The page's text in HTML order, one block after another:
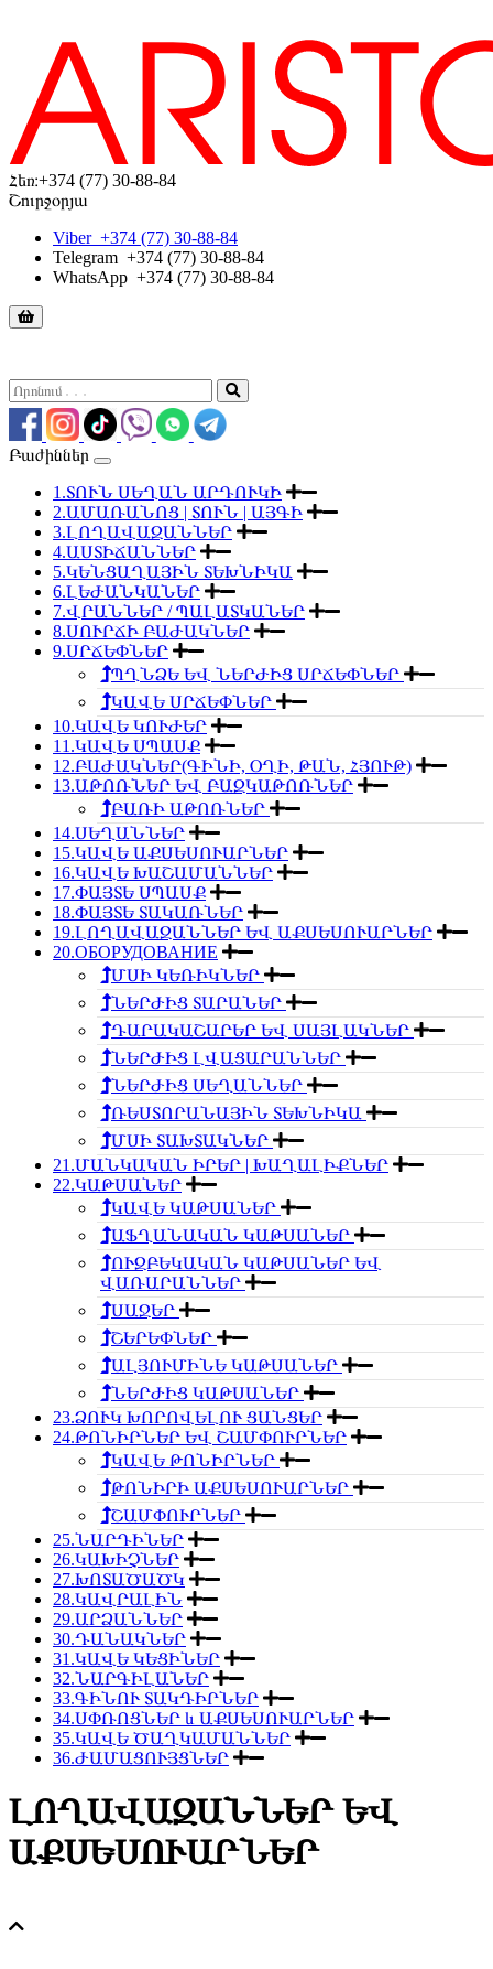
Հեռ։+374 (77) 30-88-84
Շուրջօրյա
Viber +374 (77) 30-88-84
Telegram +374 (77) 30-88-84
WhatsApp +374 (77) 30-88-84
Բաժիններ
1.ՏՈՒՆ ՍԵՂԱՆ ԱՐԴՈՒԿԻ
2.ԱՄԱՌԱՆՈՑ | ՏՈՒՆ | ԱՅԳԻ
3.ԼՈՂԱՎԱԶԱՆՆԵՐ
4.ԱՍՏԻՃԱՆՆԵՐ
5.ԿԵՆՑԱՂԱՅԻՆ ՏԵԽՆԻԿԱ
6.ԼԵԺԱՆԿԱՆԵՐ
7.ՎՐԱՆՆԵՐ / ՊԱԼԱՏԿԱՆԵՐ
8.ՍՈՒՐՃԻ ԲԱԺԱԿՆԵՐ
9.ՍՐՃԵՓՆԵՐ
ՊՂՆՁԵ ԵՎ ՆԵՐԺԻՑ ՍՐՃԵՓՆԵՐ
ԿԱՎԵ ՍՐՃԵՓՆԵՐ
10.ԿԱՎԵ ԿՈՒԺԵՐ
11.ԿԱՎԵ ՍՊԱՍՔ
12.ԲԱԺԱԿՆԵՐ(ԳԻՆԻ, ՕՂԻ, ԹԱՆ, ՀՅՈՒԹ)
13.ԱԹՈՌՆԵՐ ԵՎ ԲԱԶԿԱԹՈՌՆԵՐ
ԲԱՌԻ ԱԹՈՌՆԵՐ
14.ՍԵՂԱՆՆԵՐ
15.ԿԱՎԵ ԱՔՍԵՍՈՒԱՐՆԵՐ
16.ԿԱՎԵ ԽԱՇԱՄԱՆՆԵՐ
17.ՓԱՅՏԵ ՍՊԱՍՔ
18.ՓԱՅՏԵ ՏԱԿԱՌՆԵՐ
19.ԼՈՂԱՎԱԶԱՆՆԵՐ ԵՎ ԱՔՍԵՍՈՒԱՐՆԵՐ
20.ОБОРУДОВАНИЕ
ՄՍԻ ԿԵՌԻԿՆԵՐ
ՆԵՐԺԻՑ ՏԱՐԱՆԵՐ
ԴԱՐԱԿԱՇԱՐԵՐ ԵՎ ՍԱՅԼԱԿՆԵՐ
ՆԵՐԺԻՑ ԼՎԱՑԱՐԱՆՆԵՐ
ՆԵՐԺԻՑ ՍԵՂԱՆՆԵՐ
ՌԵՍՏՈՐԱՆԱՅԻՆ ՏԵԽՆԻԿԱ
ՄՍԻ ՏԱԽՏԱԿՆԵՐ
21.ՄԱՆԿԱԿԱՆ ԻՐԵՐ | ԽԱՂԱԼԻՔՆԵՐ
22.ԿԱԹՍԱՆԵՐ
ԿԱՎԵ ԿԱԹՍԱՆԵՐ
ԱՖՂԱՆԱԿԱՆ ԿԱԹՍԱՆԵՐ
ՈՒԶԲԵԿԱԿԱՆ ԿԱԹՍԱՆԵՐ ԵՎ
ՎԱՌԱՐԱՆՆԵՐ
ՍԱՋԵՐ
ՇԵՐԵՓՆԵՐ
ԱԼՅՈՒՄԻՆԵ ԿԱԹՍԱՆԵՐ
ՆԵՐԺԻՑ ԿԱԹՍԱՆԵՐ
23.ՁՈՒԿ ԽՈՐՈՎԵԼՈՒ ՑԱՆՑԵՐ
24.ԹՈՆԻՐՆԵՐ ԵՎ ՇԱՄՓՈՒՐՆԵՐ
ԿԱՎԵ ԹՈՆԻՐՆԵՐ
ԹՈՆԻՐԻ ԱՔՍԵՍՈՒԱՐՆԵՐ
ՇԱՄՓՈՒՐՆԵՐ
25.ՆԱՐԴԻՆԵՐ
26.ԿԱԽԻՉՆԵՐ
27.ԽՈՏԱԾԱԾԿ
28.ԿԱՎՐԱԼԻՆ
29.ԱՐՁԱՆՆԵՐ
30.ԴԱՆԱԿՆԵՐ
31.ԿԱՎԵ ԿԵՑԻՆԵՐ
32.ՆԱՐԳԻԼԱՆԵՐ
33.ԳԻՆՈՒ ՏԱԿԴԻՐՆԵՐ
34.ՍՓՌՈՑՆԵՐ և ԱՔՍԵՍՈՒԱՐՆԵՐ
35.ԿԱՎԵ ԾԱՂԿԱՄԱՆՆԵՐ
36.ԺԱՄԱՑՈՒՅՑՆԵՐ
ԼՈՂԱՎԱԶԱՆՆԵՐ ԵՎ
ԱՔՍԵՍՈՒԱՐՆԵՐ